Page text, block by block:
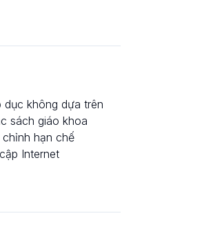
dục không dựa trên
sách giáo khoa
hạn chế
Internet